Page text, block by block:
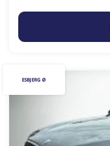
ESBJERG Ø